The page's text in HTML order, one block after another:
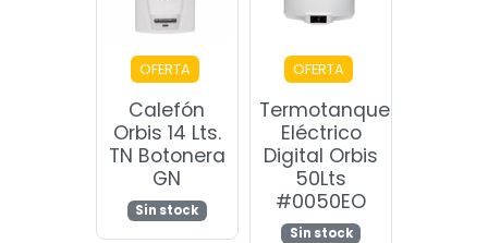
OFERTA
Calefón
Orbis 14 Lts.
TN Botonera
GN
Sin stock
OFERTA
Termotanque
Eléctrico
Digital Orbis
50Lts
#0050EO
Sin stock